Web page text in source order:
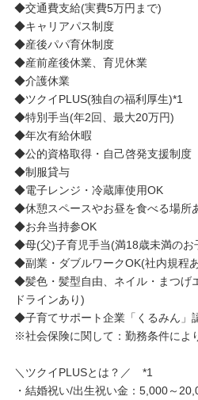
◆交通費支給(実費5万円まで)
◆キャリアパス制度
◆産後パパ育休制度
◆産前産後休業、育児休業
◆介護休業
◆ツクイPLUS(独自の福利厚生)*1
◆特別手当(年2回、最大20万円)
◆年次有給休暇
◆公的資格取得・自己啓発支援制度
◆制服貸与
◆電子レンジ・冷蔵庫使用OK
◆休憩スペースやお昼を食べる場所
◆お弁当持参OK
◆母(父)子育児手当(満18歳未満の
◆副業・ダブルワークOK(社内規程
◆髪色・髪型自由、ネイル・まつげ
ドラインあり)
◆子育てサポート企業「くるみん」
※社会保険に関して：勤務条件によ
＼ツクイPLUSとは？／ *1
・結婚祝い/出生祝い金：5,000～